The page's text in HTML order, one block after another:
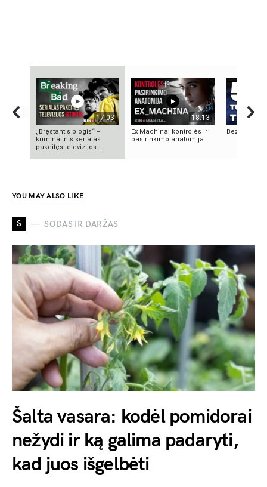
17:03
„Bręstantis blogis“ –
kriminalinis serialas
pakeitęs televizijos...
18:13
Ex Machina: kontrolės ir
pasirinkimo anatomija
Bezos
YOU MAY ALSO LIKE
S SODAS IR DARŽAS
Šalta vasara: kodėl pomidorai
nežydi ir ką galima padaryti,
kad juos išgelbėti